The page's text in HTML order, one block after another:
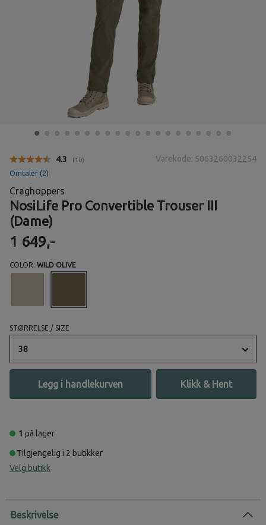
Gjennomsnittskarakter:
4.3 (stemmer:
10)
Omtaler (2)
Varekode: 5063260032254
Craghoppers
NosiLife Pro Convertible Trouser III
(Dame)
1 649,-
COLOR: WILD OLIVE
STØRRELSE / SIZE
38
Legg i handlekurven Klikk & Hent
1 på lager
Tilgjengelig i 2 butikker
Velg butikk
Beskrivelse